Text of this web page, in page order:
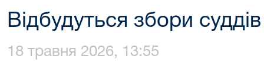
Відбудуться збори суддів
18 травня 2026, 13:55